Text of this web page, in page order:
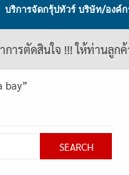
บริการจัดกรุ้ปทัวร์ บริษัท/องค์
ารตัดสินใจ !!! ให้ท่านลูก
bay”
Search
for:
SEARCH